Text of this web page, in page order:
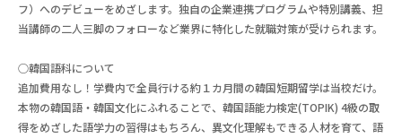
フ）へのデビューをめざします。独自の企業連携プログラムや特別講義、担
当講師の二人三脚のフォローなど業界に特化した就職対策が受けられます。
○韓国語科について
追加費用なし！学費内で全員行ける約１カ月間の韓国短期留学は当校だけ。
本物の韓国語・韓国文化にふれることで、韓国語能力検定(TOPIK) 4級の取
得をめざした語学力の習得はもちろん、異文化理解もできる人材を育て、語